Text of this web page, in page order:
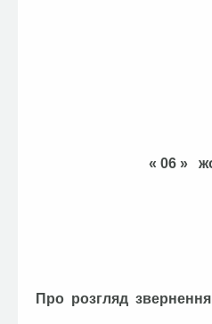
«
Про розгляд звернення